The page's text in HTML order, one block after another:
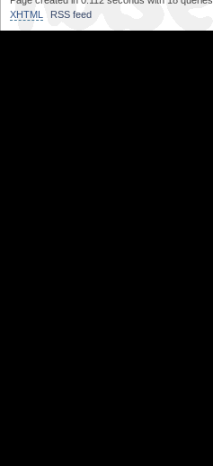
XHTML
RSS feed